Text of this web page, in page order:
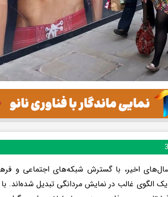
اخیر، با گسترش شبکه‌های اجتماعی و
الگوی غالب در نمایش مردانگی تبدیل شده‌اند.